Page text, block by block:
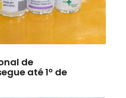
de
até 1º de